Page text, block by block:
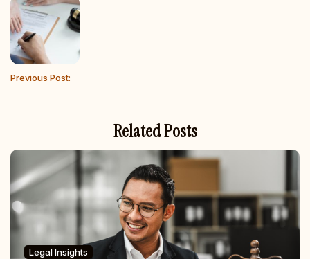
Previous Post:
Related Posts
Legal Insights